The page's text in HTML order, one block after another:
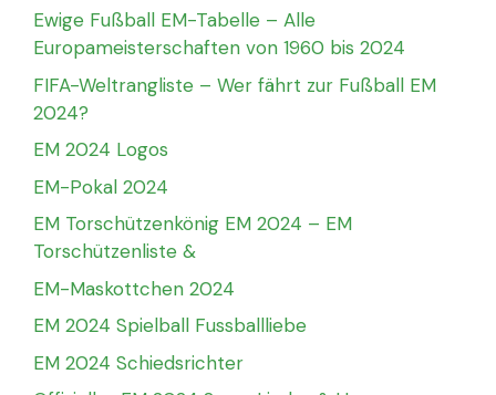
Ewige Fußball EM-Tabelle – Alle
Europameisterschaften von 1960 bis 2024
FIFA-Weltrangliste – Wer fährt zur Fußball EM
2024?
EM 2024 Logos
EM-Pokal 2024
EM Torschützenkönig EM 2024 – EM
Torschützenliste &
EM-Maskottchen 2024
EM 2024 Spielball Fussballliebe
EM 2024 Schiedsrichter